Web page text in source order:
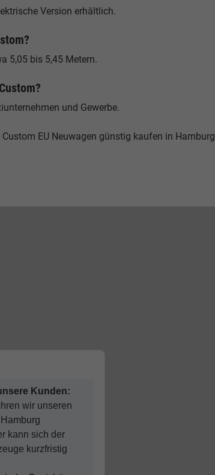
Version erhältlich.
5,05 bis 5,45 Metern.
und Gewerbe.
EU Neuwagen günstig kaufen in Hamburg
Kunden:
wir unseren
kann sich der
kurzfristig